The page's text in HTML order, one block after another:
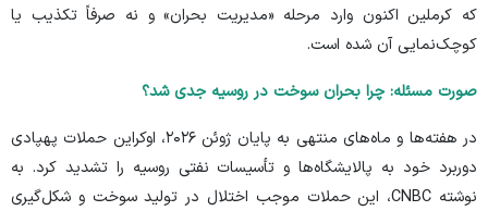
که کرملین اکنون وارد مرحله «مدیریت بحران» و نه صرفاً تکذیب یا
کوچک‌نمایی آن شده است.
صورت مسئله: چرا بحران سوخت در روسیه جدی شد؟
در هفته‌ها و ماه‌های منتهی به پایان ژوئن ۲۰۲۶، اوکراین حملات پهپادی
دوربرد خود به پالایشگاه‌ها و تأسیسات نفتی روسیه را تشدید کرد. به
نوشته CNBC، این حملات موجب اختلال در تولید سوخت و شکل‌گیری